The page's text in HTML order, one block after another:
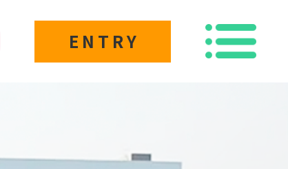
ENTRY